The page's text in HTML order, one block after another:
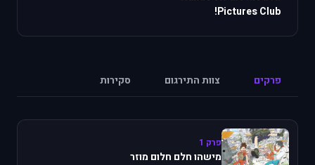
Pictures Club!
פרקים צוות התירגום סקירות
פרק 1
מישהו חלם חלום מוזר